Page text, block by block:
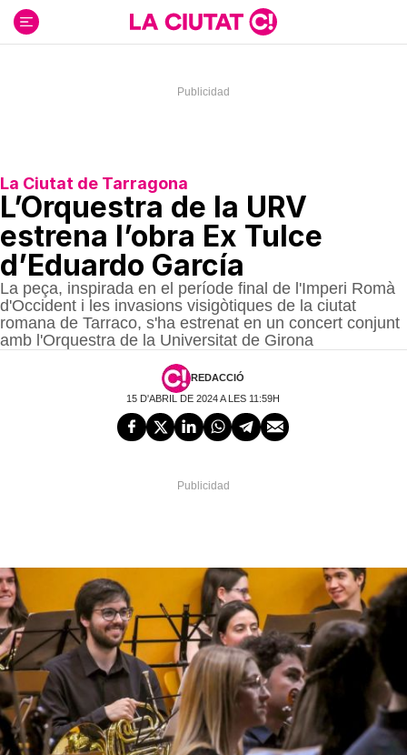
contenido
La Ciutat de Tarragona
L’Orquestra de la URV
estrena l’obra Ex Tulce
d’Eduardo García
La peça, inspirada en el període final de l'Imperi Romà
d'Occident i les invasions visigòtiques de la ciutat
romana de Tarraco, s'ha estrenat en un concert conjunt
amb l'Orquestra de la Universitat de Girona
REDACCIÓ
15 D'ABRIL DE 2024 A LES 11:59H